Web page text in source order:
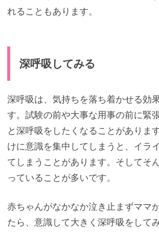
れることもあります。
深呼吸してみる
深呼吸は、気持ちを落ち着かせる効
す。試験の前や大事な用事の前に緊
と深呼吸をしたくなることがありま
けに意識を集中してしまうと、イラ
てしまうことがあります。そしてそ
っていることが多いです。
赤ちゃんがなかなか泣き止まずママ
たら、意識して大きく深呼吸をして